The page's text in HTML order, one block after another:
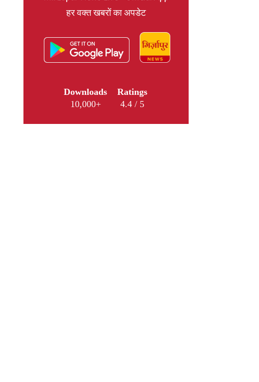
हर वक्त खबरों का अपडेट
Downloads
10,000+
Ratings
4.4 / 5